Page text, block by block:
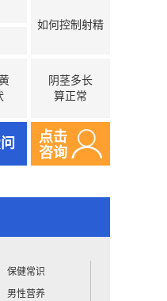
如何控制射精
阴茎多长
算正常
点击
咨询
保健常识
男性营养